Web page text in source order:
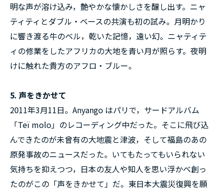
明な声が溶け込み，艶やかな懐かしさを醸し出す。ニャ
ティティとダブル・ベースの共演も初の試み。月明かり
に響き渡る牛のベル，乾いた記憶，遠い幻。ニャティテ
ィの修業をしたアフリカの大地を青い月が照らす。夜明
けに触れた貴方のアフロ・ブルー。
5. 声をきかせて
2011年3月11日。Anyango はパリで，サードアルバム
「Teï molo」のレコーディング中だった。そこに飛び込
んできたのが未曾有の大地震と津波，そして福島のあの
原発事故のニュースだった。いてもたってもいられない
気持ちを抑えつつ，日本の友人や知人を思い浮かべ創っ
たのがこの「声をきかせて」だ。東日本大震災復興を願